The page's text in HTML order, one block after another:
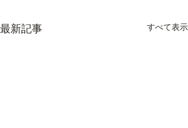
最新記事 すべて表示